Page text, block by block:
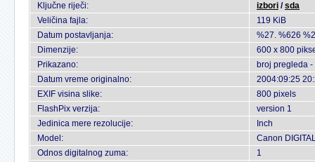
Ključne riječi:
izbori /sda
Veličina fajla:
119 KiB
Datum postavljanja:
%27. %626
Dimenzije:
600 x 800
Prikazano:
broj pregleda -
Datum vreme originalno:
2004:09:25
EXIF visina slike:
800 pixels
FlashPix verzija:
version 1
Jedinica mere rezolucije:
Inch
Model:
Canon
Odnos digitalnog zuma:
1